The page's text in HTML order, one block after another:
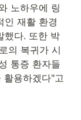
노하우에 링
인 재활 환경
했다. 또한 박
의 복귀가 시
통증 환자들
용하겠다"고